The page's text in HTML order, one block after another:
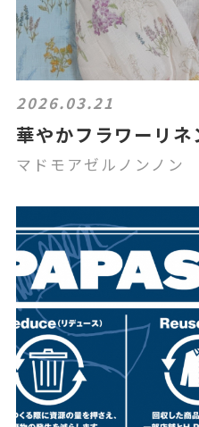
2026.03.21
華やかフラワーリネ
マドモアゼルノンノン